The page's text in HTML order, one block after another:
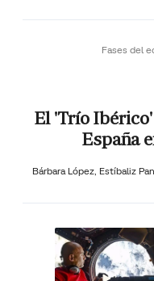
Fases del
El 'Trío
España
Bárbara López, Estíbaliz